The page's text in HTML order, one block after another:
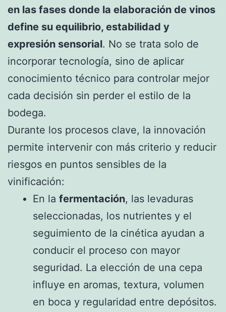
en las fases donde la elaboración de vinos
define su equilibrio, estabilidad y
expresión sensorial. No se trata solo de
incorporar tecnología, sino de aplicar
conocimiento técnico para controlar mejor
cada decisión sin perder el estilo de la
bodega.
Durante los procesos clave, la innovación
permite intervenir con más criterio y reducir
riesgos en puntos sensibles de la
vinificación:
En la fermentación, las levaduras
seleccionadas, los nutrientes y el
seguimiento de la cinética ayudan a
conducir el proceso con mayor
seguridad. La elección de una cepa
influye en aromas, textura, volumen
en boca y regularidad entre depósitos.